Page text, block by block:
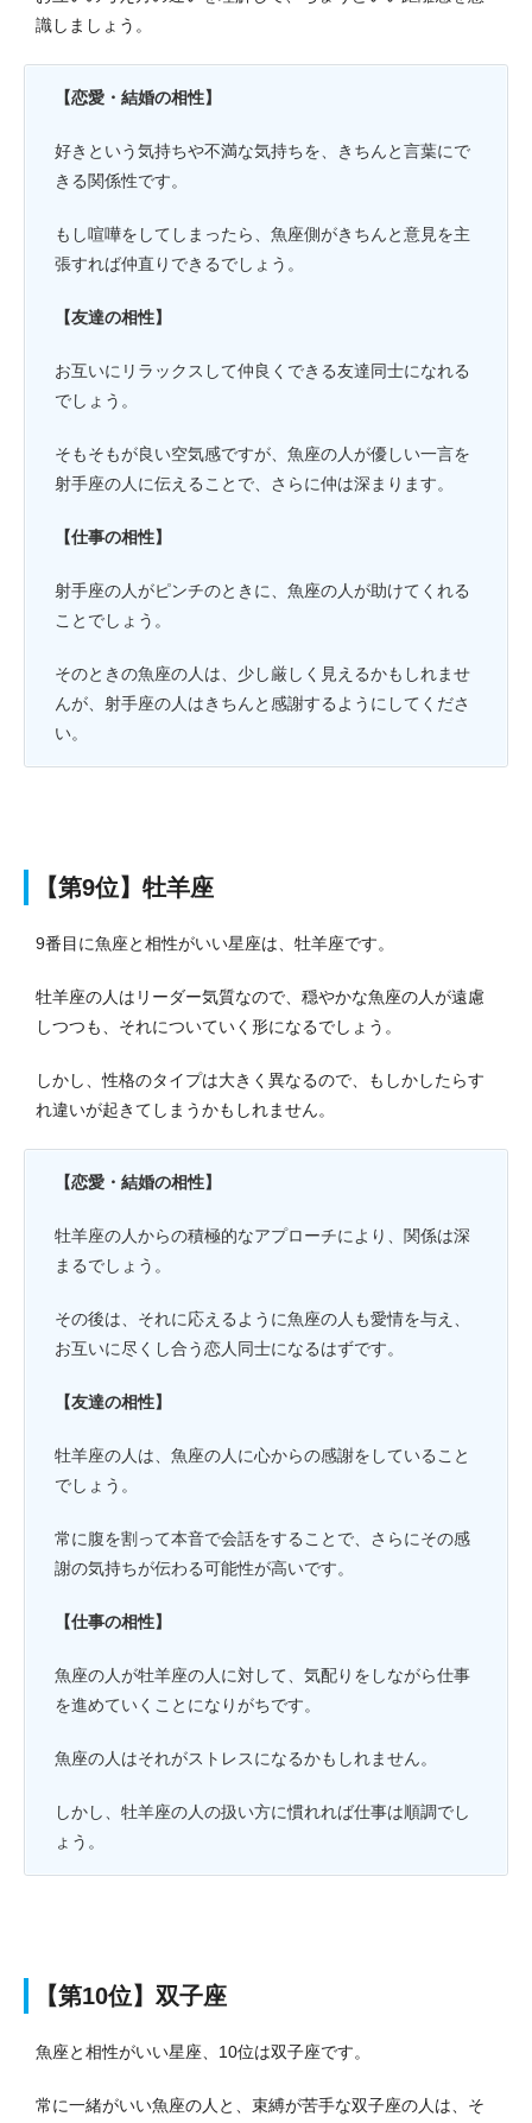
識しましょう。
【恋愛・結婚の相性】
好きという気持ちや不満な気持ちを、きちんと言葉にで
きる関係性です。
もし喧嘩をしてしまったら、魚座側がきちんと意見を主
張すれば仲直りできるでしょう。
【友達の相性】
お互いにリラックスして仲良くできる友達同士になれる
でしょう。
そもそもが良い空気感ですが、魚座の人が優しい一言を
射手座の人に伝えることで、さらに仲は深まります。
【仕事の相性】
射手座の人がピンチのときに、魚座の人が助けてくれる
ことでしょう。
そのときの魚座の人は、少し厳しく見えるかもしれませ
んが、射手座の人はきちんと感謝するようにしてくださ
い。
【第9位】牡羊座
9番目に魚座と相性がいい星座は、牡羊座です。
牡羊座の人はリーダー気質なので、穏やかな魚座の人が遠慮
しつつも、それについていく形になるでしょう。
しかし、性格のタイプは大きく異なるので、もしかしたらす
れ違いが起きてしまうかもしれません。
【恋愛・結婚の相性】
牡羊座の人からの積極的なアプローチにより、関係は深
まるでしょう。
その後は、それに応えるように魚座の人も愛情を与え、
お互いに尽くし合う恋人同士になるはずです。
【友達の相性】
牡羊座の人は、魚座の人に心からの感謝をしていること
でしょう。
常に腹を割って本音で会話をすることで、さらにその感
謝の気持ちが伝わる可能性が高いです。
【仕事の相性】
魚座の人が牡羊座の人に対して、気配りをしながら仕事
を進めていくことになりがちです。
魚座の人はそれがストレスになるかもしれません。
しかし、牡羊座の人の扱い方に慣れれば仕事は順調でし
ょう。
【第10位】双子座
魚座と相性がいい星座、10位は双子座です。
常に一緒がいい魚座の人と、束縛が苦手な双子座の人は、そ